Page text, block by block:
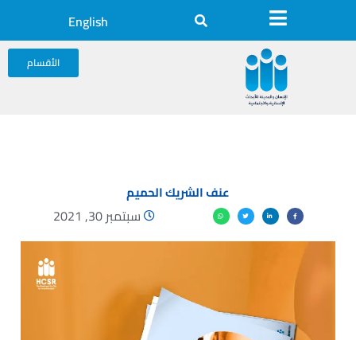
English
الأقسام
عنف الشريك الحميم
سبتمبر 30, 2021